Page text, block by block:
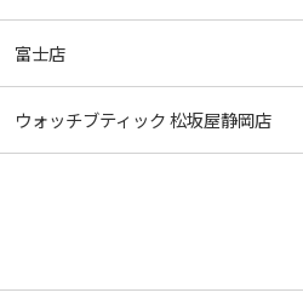
富士店
ウォッチブティック 松坂屋静岡店